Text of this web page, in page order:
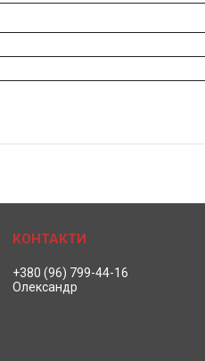
+380 (96) 799-44-16
Олександр